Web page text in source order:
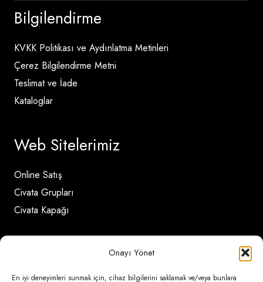
Onayı Yönet
En iyi deneyimleri sunmak için, cihaz bilgilerini saklamak ve/veya bunlara
Bilgilendirme
KVKK Politikası ve Aydınlatma Metinleri
Çerez Bilgilendirme Metni
Teslimat ve İade
Kataloglar
Web Sitelerimiz
Online Satış
Civata Grupları
Civata Kapağı
İletişim Detayları